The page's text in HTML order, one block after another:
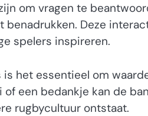
om vragen te
Deze
spelers inspireren.
is het essentieel om
of een bedankje kan de
rugbycultuur ontstaat.